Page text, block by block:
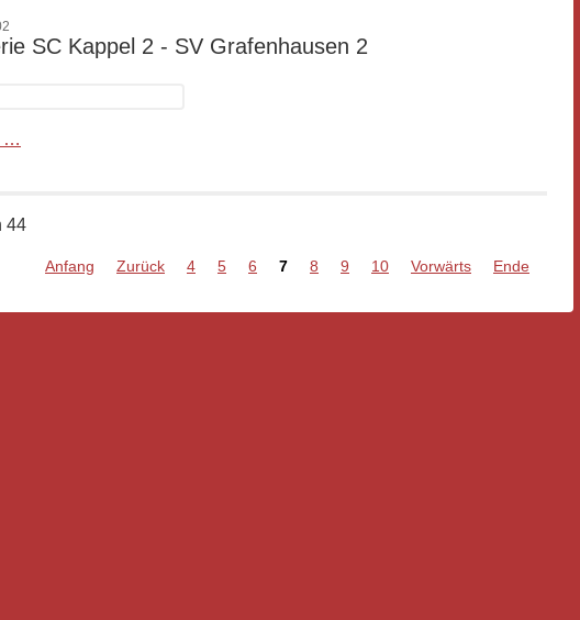
SC
Kappel
SC Kappel 2 - SV Grafenhausen 2
…
-
44
Anfang Zurück 4 5 6 7 8 9 10 Vorwärts Ende